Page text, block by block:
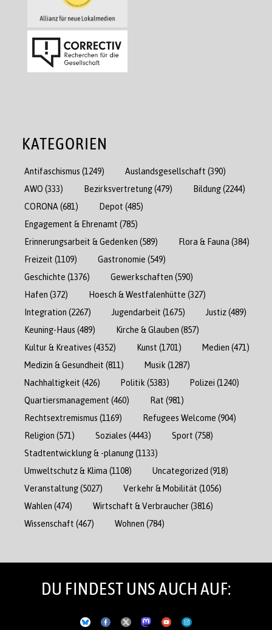
KATEGORIEN
Antifaschismus (1249) Auslandsgesellschaft (390)
AWO (333) Bezirksvertretung(479) Bildung(2244)
CORONA (681) Depot (485)
Engagement & Ehrenamt (785)
Erinnerungsarbeit & Gedenken (589) Flora & Fauna (384)
Freizeit (1109) Gastronomie (549)
Geschichte (1376) Gewerkschaften (590)
Hafen (372) Hoesch & Westfalenhütte (327)
Integration (2267) Jugendarbeit (1675) Justiz(489)
Keuning-Haus (489) Kirche & Glauben (857)
Kultur & Kreatives (4352) Kunst (1701) Medien (471)
Medizin & Gesundheit (811) Musik (1287)
Nachhaltigkeit (426) Politik (5383) Polizei (1240)
Quartiersmanagement (460) Rat (981)
Rechtsextremismus (1169) Refugees Welcome (904)
Religion (571) Soziales (4443) Sport (758)
Stadtentwicklung & -planung(1133)
Umweltschutz & Klima (1108) Uncategorized (918)
Veranstaltung(5027) Verkehr & Mobilität (1056)
Wahlen (474) Wirtschaft & Verbraucher(3816)
Wissenschaft (467) Wohnen (784)
DU FINDEST UNS AUCH AUF: